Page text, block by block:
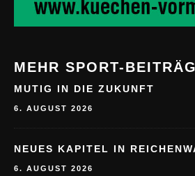
MEHR SPORT-
MUTIG IN DIE ZUKUNFT
6. AUGUST 2026
NEUES KAPITEL IN
6. AUGUST 2026